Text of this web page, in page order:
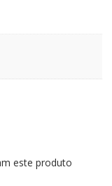
este produto